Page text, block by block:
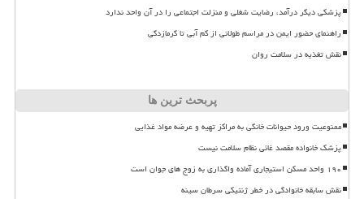
پزشکی دیگر درآمد، رضایت شغلی و منزلت اجتماعی را در آن واحد ندارد
راهنمای حضور ایمن در مراسم طولانی از کم آبی تا گرمازدگی
نقش تغذیه در سلامت روان
پربحث ترین ها
ممنوعیت ورود حیوانات خانگی به مراکز تهیه و عرضه مواد غذایی
پزشک خانواده مقصد غائی نظام سلامت نیست
۱۹۰ واحد مسکن استیجاری آماده واگذاری به زوج های جوان است
نقش سابقه خانوادگی در خطر ژنتیکی سرطان سینه